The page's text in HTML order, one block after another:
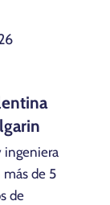
ingeniera
más de 5
de